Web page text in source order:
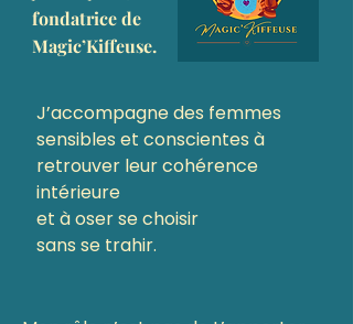
fondatrice de
Magic’Kiffeuse.
J’accompagne des femmes
sensibles et conscientes à
retrouver leur cohérence
intérieure
et à oser se choisir
sans se trahir.